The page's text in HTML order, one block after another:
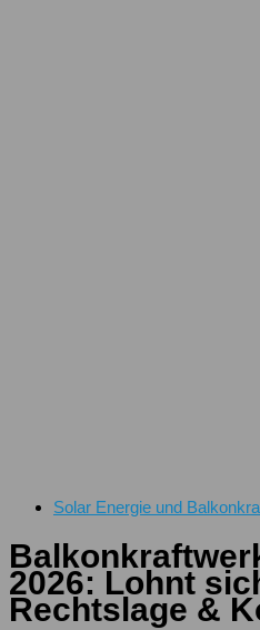
Solar Energie und
2026: Lohnt
Rechtslage &